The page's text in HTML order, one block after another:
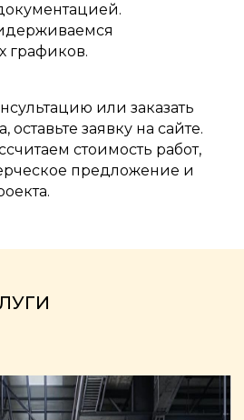
графиков.
или заказать
заявку на сайте.
стоимость работ,
предложение и